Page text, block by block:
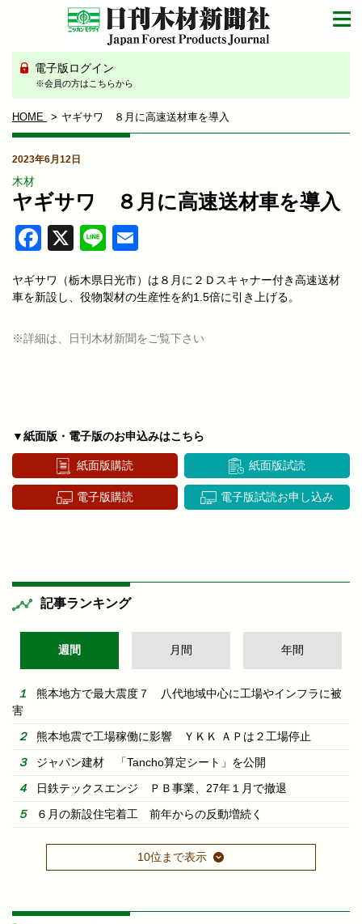
電子版ログイン
※会員の方はこちらから
HOME ヤギサワ ８月に高速送材車を導入
2023年6月12日
木材
ヤギサワ ８月に高速送材車を導入
Facebook
X Line
ヤギサワ（栃木県日光市）は８月に２Ｄスキャナー付き高速送材
車を新設し、役物製材の生産性を約1.5倍に引き上げる。
※詳細は、日刊木材新聞をご覧下さい
▼紙面版・電子版のお申込みはこちら
紙面版購読 紙面版試読
電子版購読 電子版試読お申し込み
記事ランキング
週間 月間 年間
熊本地方で最大震度７ 八代地域中心に工場やインフラに被
害
熊本地震で工場稼働に影響 ＹＫＫ ＡＰは２工場停止
ジャパン建材 「Tancho算定シート」を公開
日鉄テックスエンジ ＰＢ事業、27年１月で撤退
６月の新設住宅着工 前年からの反動増続く
10位まで表示